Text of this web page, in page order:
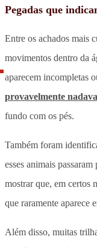
Pegadas que
Entre os achados mais
movimentos dentro da
aparecem incompletas
provavelmente
fundo com os pés.
Também foram
esses animais
mostrar que, em certos
que raramente aparece
Além disso, muitas